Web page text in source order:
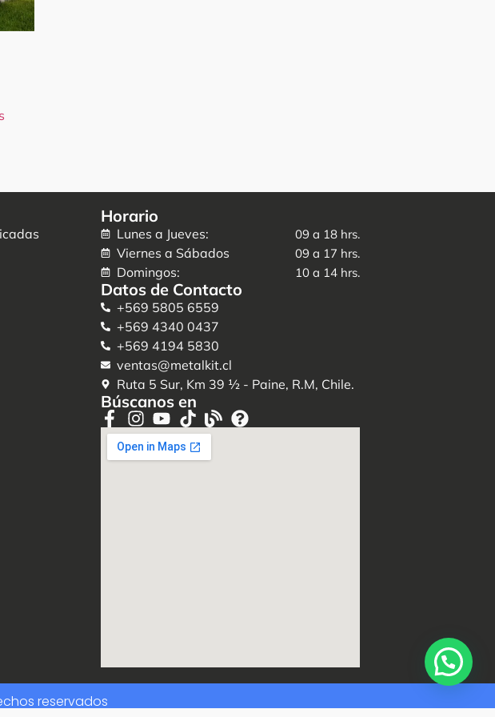
Horario
Lunes a Jueves: 09 a 18 hrs.
Viernes a Sábados 09 a 17 hrs.
Domingos: 10 a 14 hrs.
Datos de Contacto
+569 5805 6559
+569 4340 0437
+569 4194 5830
ventas@metalkit.cl
Ruta 5 Sur, Km 39 ½ - Paine, R.M, Chile.
Búscanos en
reservados